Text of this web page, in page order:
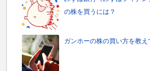
の株を買うには？
ガンホーの株の買い方を教え